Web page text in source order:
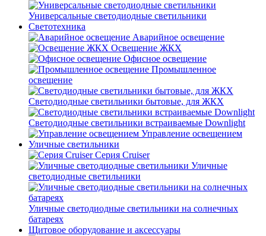
Универсальные светодиодные светильники
Светотехника
Аварийное освещение
Освещение ЖКХ
Офисное освещение
Промышленное
освещение
Светодиодные светильники бытовые, для ЖКХ
Светодиодные светильники встраиваемые Downlight
Управление освещением
Уличные светильники
Серия Cruiser
Уличные
светодиодные светильники
Уличные светодиодные светильники на солнечных
батареях
Щитовое оборудование и аксессуары